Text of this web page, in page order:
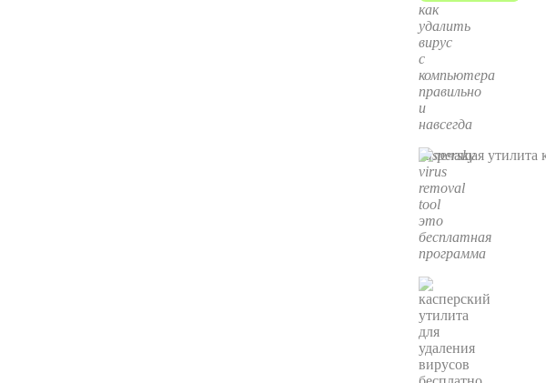
как
удалить
вирус
с
компьютера
правильно
и
навсегда
kaspersky
virus
removal
tool
это
бесплатная
программа